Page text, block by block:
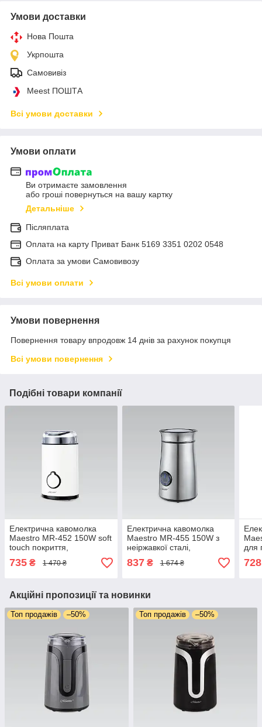
Умови доставки
Нова Пошта
Укрпошта
Самовивіз
Meest ПОШТА
Всі умови доставки
Умови оплати
Ви отримаєте замовлення
або гроші повернуться на вашу картку
Детальніше
Післяплата
Оплата на карту Приват Банк 5169 3351 0202 0548
Оплата за умови Самовивозу
Всі умови оплати
Умови повернення
Повернення товару впродовж 14 днів за рахунок покупця
Всі умови повернення
Подібні товари компанії
Електрична кавомолка
Maestro MR-452 150W soft
touch покриття,
спецій, система
735 ₴ 1 470 ₴
Електрична кавомолка
Maestro MR-455 150W з
неіржавкої сталі,
спецій, система
837₴ 1 674 ₴
для
728
Акційні пропозиції та новинки
Топ продажів –50% Топ продажів –50%